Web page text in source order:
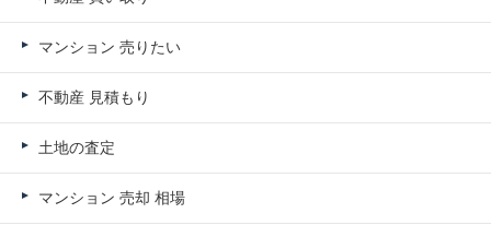
マンション 売りたい
不動産 見積もり
土地の査定
マンション 売却 相場